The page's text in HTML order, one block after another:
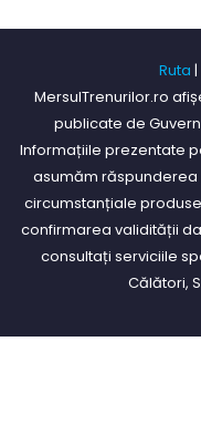
Ruta |
MersulTrenurilor.ro
publicate de
Informațiile prezentate
asumăm
circumstanțiale
confirmarea validității
consultați serviciile
Călători,